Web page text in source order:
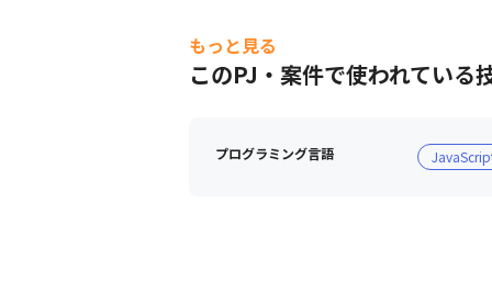
もっと見る
このPJ・案件で使われている
プログラミング言語